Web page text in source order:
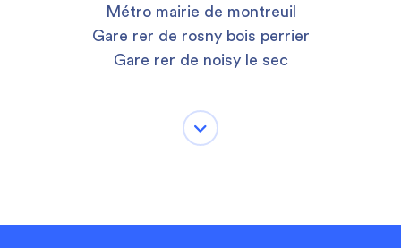
Métro mairie de montreuil
Gare rer de rosny bois perrier
Gare rer de noisy le sec